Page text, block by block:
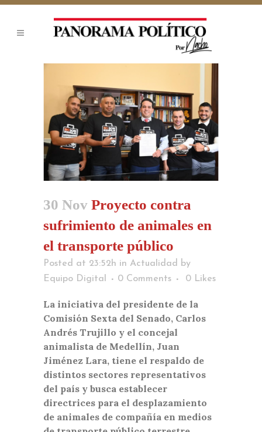
30 Nov Proyecto contra
sufrimiento de animales en
el transporte público
Posted at 23:52h in Actualidad
by
Equipo Digital
0 Comments 0 Likes
La iniciativa del presidente de la
Comisión Sexta del Senado, Carlos
Andrés Trujillo y el concejal
animalista de Medellín, Juan
Jiménez Lara, tiene el respaldo de
distintos sectores representativos
del país y busca establecer
directrices para el desplazamiento
de animales de compañía en medios